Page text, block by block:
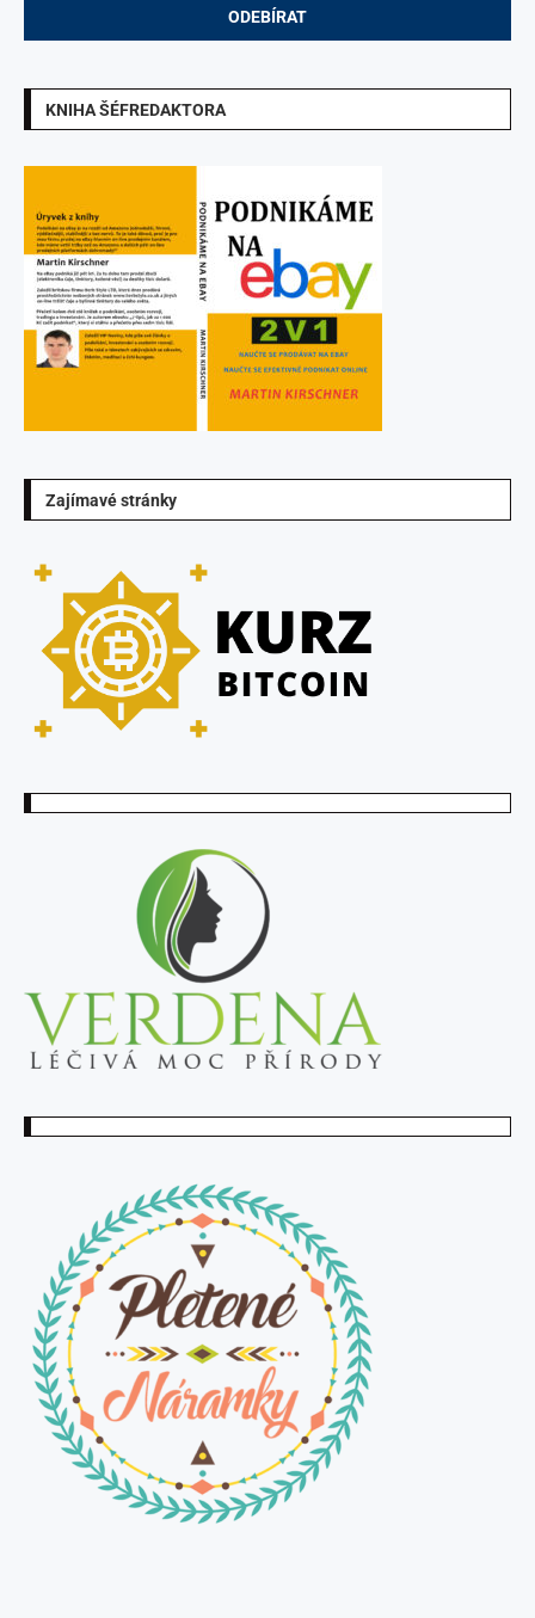
KNIHA ŠÉFREDAKTORA
Zajímavé stránky